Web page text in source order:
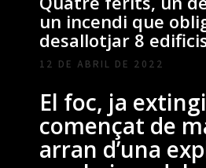
un incendi que
desallotjar 8
12 DE ABRIL DE 2022
El foc, ja
començat de
arran d’una